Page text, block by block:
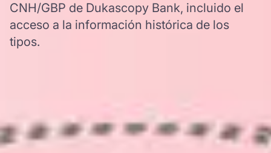
CNH/GBP de Dukascopy Bank, incluido el
acceso a la información histórica de los
tipos.